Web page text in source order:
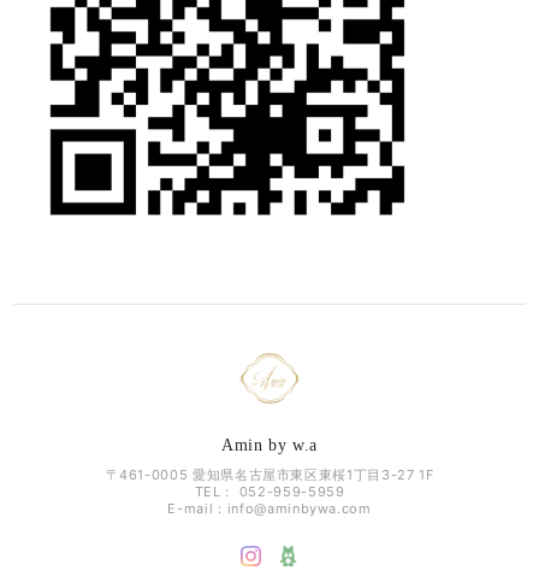
Amin by w.a
〒461-0005 愛知県名古屋市東区東桜1丁目3-27 1F
TEL： 052-959-5959
E-mail： info@aminbywa.com